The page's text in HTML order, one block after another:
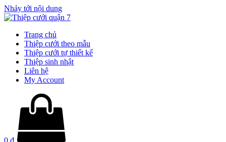
Nhảy tới nội dung
Trang chủ
Thiệp cưới theo mẫu
Thiệp cưới tự thiết kế
Thiệp sinh nhật
Liên hệ
My Account
0 ₫